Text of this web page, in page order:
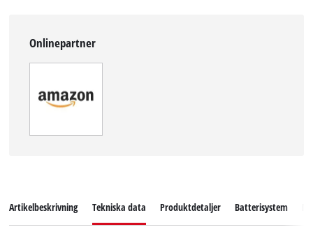
Onlinepartner
Artikelbeskrivning Tekniska data Produktdetaljer Batterisystem